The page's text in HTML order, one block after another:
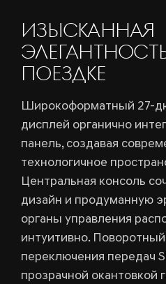
ИЗЫСКАННАЯ
ПОЕЗДКЕ
Широкоформатный 27-
дисплей органично
панель, создавая
технологичное
Центральная консоль
дизайн и продуманную
органы управления
интуитивно.
переключения передач
прозрачной окантовкой